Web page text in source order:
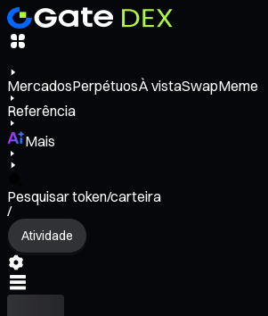
MercadosPerpétuosÀ vistaSwapMeme
Referência
Mais
Pesquisar token/carteira
/
Atividade